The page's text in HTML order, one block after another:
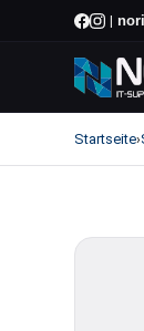
|
Startseite›